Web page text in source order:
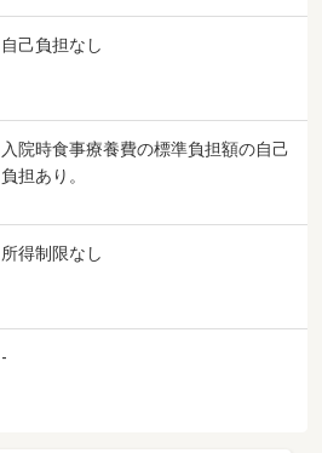
自己負担なし
入院時食事療養費の標準負担額の自己
負担あり。
所得制限なし
-